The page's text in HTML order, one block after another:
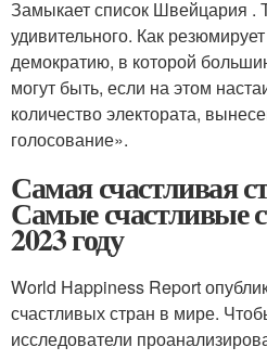
Замыкает список Швейцария .
удивительного. Как
демократию, в которой
могут быть, если на этом
количество электората,
голосование».
Самая счастливая
Самые счастливые
2023 году
World Happiness Report
счастливых стран в мире.
исследователи